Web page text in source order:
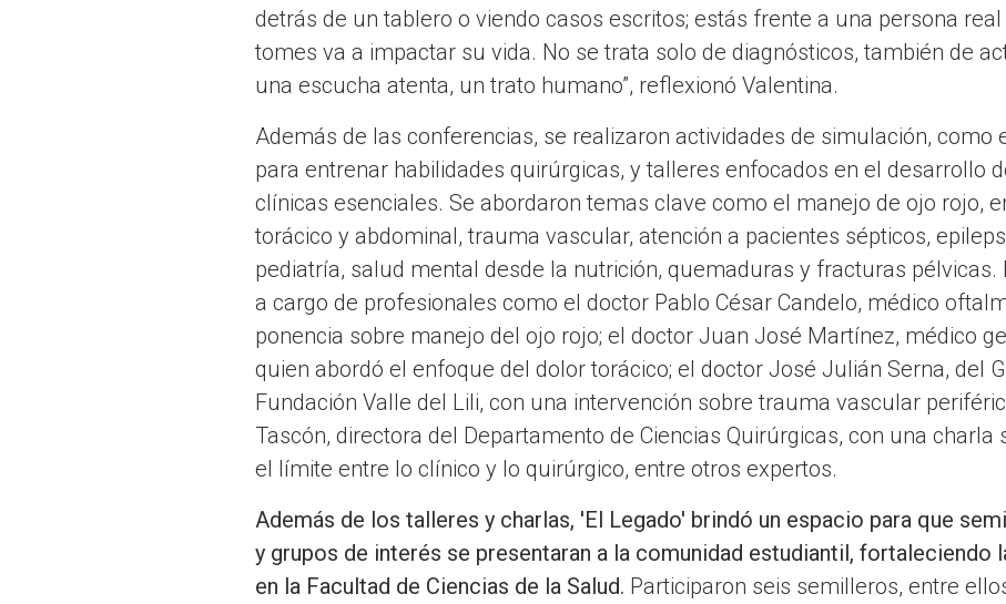
detrás de un tablero o viendo casos escritos; estás frente a una persona
tomes va a impactar su vida. No se trata solo de diagnósticos, también de
una escucha atenta, un trato humano”, reflexionó Valentina.
Además de las conferencias, se realizaron actividades de simulación, como
para entrenar habilidades quirúrgicas, y talleres enfocados en el desarrollo
clínicas esenciales. Se abordaron temas clave como el manejo de ojo rojo,
torácico y abdominal, trauma vascular, atención a pacientes sépticos,
pediatría, salud mental desde la nutrición, quemaduras y fracturas pélvicas.
a cargo de profesionales como el doctor Pablo César Candelo, médico
ponencia sobre manejo del ojo rojo; el doctor Juan José Martínez, médico
quien abordó el enfoque del dolor torácico; el doctor José Julián Serna, del
Fundación Valle del Lili, con una intervención sobre trauma vascular
Tascón, directora del Departamento de Ciencias Quirúrgicas, con una charla
el límite entre lo clínico y lo quirúrgico, entre otros expertos.
Además de los talleres y charlas, 'El Legado' brindó un espacio para que
y grupos de interés se presentaran a la comunidad estudiantil, fortaleciendo
en la Facultad de Ciencias de la Salud. Participaron seis semilleros, entre